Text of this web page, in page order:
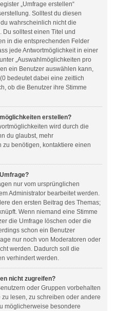
„Umfrage erstellen“
Solltest du diesen
wahrscheinlich nicht die
Du solltest einen Titel und
in die entsprechenden Felder
jede Antwortmöglichkeit in einer
„Auswahlmöglichkeiten pro
ein Benutzer auswählen kann,
bedeutet dabei eine zeitlich
ob die Benutzer ihre Stimme
erstellen?
wird durch die
du glaubst, mehr
benötigen, kontaktiere einen
nur vom ursprünglichen
Administrator bearbeitet werden.
den ersten Beitrag des Themas;
Wenn niemand eine Stimme
die Umfrage löschen oder die
schon ein Benutzer
nur noch von Moderatoren oder
werden. Dadurch soll die
verhindert werden.
nicht zugreifen?
oder Gruppen vorbehalten
lesen, zu schreiben oder andere
möglicherweise besondere